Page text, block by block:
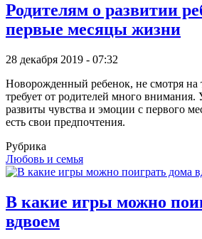
Родителям о развитии
первые месяцы жизни
28 декабря 2019 - 07:32
Новорожденный ребенок, не смотря на
требует от родителей много внимания.
развиты чувства и эмоции с первого
есть свои предпочтения.
Рубрика
Любовь и семья
В какие игры можно
вдвоем